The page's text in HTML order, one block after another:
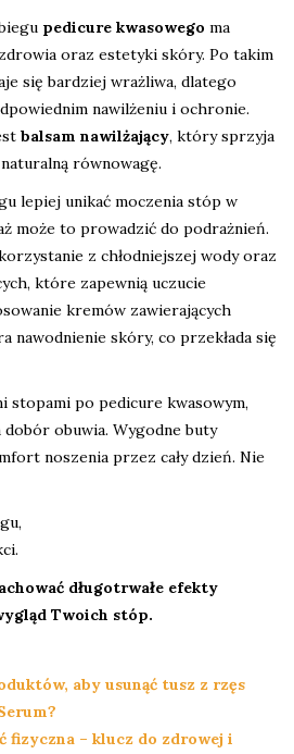
pedicure kwasowego ma
oraz estetyki skóry. Po takim
się bardziej wrażliwa, dlatego
nawilżeniu i ochronie.
balsam nawilżający, który sprzyja
równowagę.
lepiej unikać moczenia stóp w
może to prowadzić do podrażnień.
z chłodniejszej wody oraz
które zapewnią uczucie
kremów zawierających
nawodnienie skóry, co przekłada się
stopami po pedicure kwasowym,
obuwia. Wygodne buty
noszenia przez cały dzień. Nie
długotrwałe efekty
Twoich stóp.
aby usunąć tusz z rzęs
fizyczna – klucz do zdrowej i